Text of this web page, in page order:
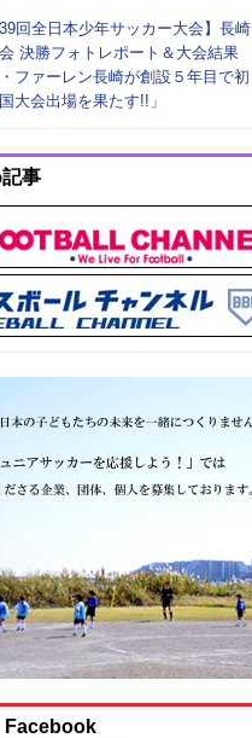
39回全日本少年サッカー大会】長崎
決勝フォトレポート＆大会結果
・ファーレン長崎が創設５年目で初
大会出場を果たす!!」
事